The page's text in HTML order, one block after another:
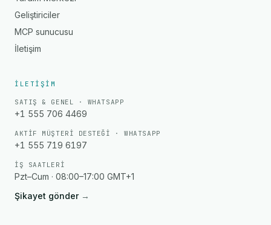
Geliştiriciler
MCP sunucusu
İletişim
İLETIŞIM
SATIŞ & GENEL · WHATSAPP
+1 555 706 4469
AKTIF MÜŞTERI DESTEĞI · WHATSAPP
+1 555 719 6197
İŞ SAATLERI
Pzt–Cum · 08:00–17:00 GMT+1
Şikayet gönder →